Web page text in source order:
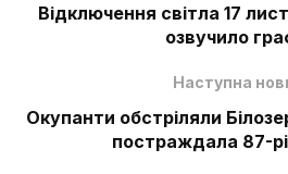
Відключення світла 17
озвучило
Наступна
Окупанти обстріляли
постраждала 87-